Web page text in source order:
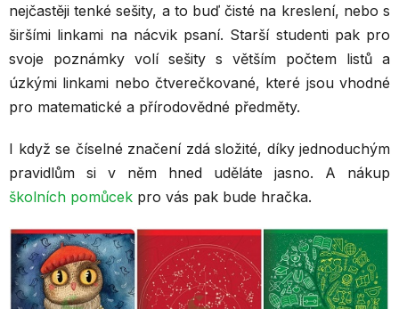
nejčastěji tenké sešity, a to buď čisté na kreslení, nebo s
širšími linkami na nácvik psaní. Starší studenti pak pro
svoje poznámky volí sešity s větším počtem listů a
úzkými linkami nebo čtverečkované, které jsou vhodné
pro matematické a přírodovědné předměty.
I když se číselné značení zdá složité, díky jednoduchým
pravidlům si v něm hned uděláte jasno. A nákup
školních pomůcek pro vás pak bude hračka.